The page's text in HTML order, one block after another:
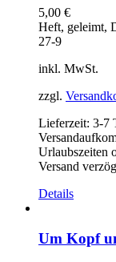
5,00 €
Heft, geleimt,
27-9
inkl. MwSt.
zzgl.
Lieferzeit: 3-7
Urlaubszeiten
Versand
Details
Um Kopf